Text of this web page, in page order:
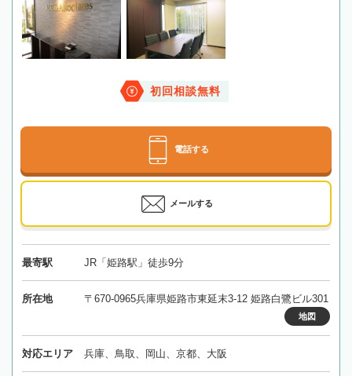
初回相談無料
電話する
メールする
最寄駅 JR「姫路駅」徒歩9分
所在地 〒670-0965兵庫県姫路市東延末3-12 姫路白鷺ビル301
地図
対応エリア 兵庫、鳥取、岡山、京都、大阪